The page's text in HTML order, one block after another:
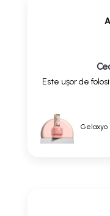
Este ușor de
Gelaxyo